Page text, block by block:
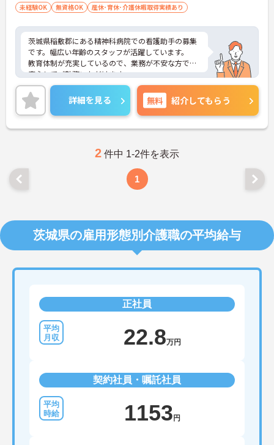
未経験OK 無資格OK 産休･育休･介護休暇取得実績あり
茨城県稲敷郡にある精神科病院での看護助手の募集
です。幅広い年齢のスタッフが活躍しています。
教育体制が充実しているので、業務が不安な方でも
安心してご勤務いただけます。
ご興味のある方には、面接対策ポイントなど、さら
に詳細をお話しいたしますのでお気軽にご相談くだ
さい！
詳細を見る 無料 紹介してもらう
2 件中 1-2件を表示
1
茨城県の雇用形態別介護職の平均給与
正社員
22.8万円
契約社員・嘱託社員
1153 円